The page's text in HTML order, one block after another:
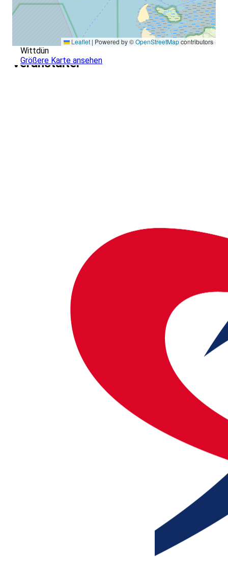
Leaflet | Powered by ©OpenStreetMapcontributors
Wittdün
Größere Karte ansehen
Veranstalter